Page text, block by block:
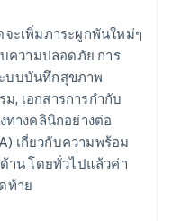
ะเพิ่มภาระผูกพันใหม่ๆ
ความปลอดภัย การ
บบบันทึกสุขภาพ
ม, เอกสารการกำกับ
ทางคลินิกอย่างต่อ
เกี่ยวกับความพร้อม
าน โดยทั่วไปแล้วค่า
ท้าย